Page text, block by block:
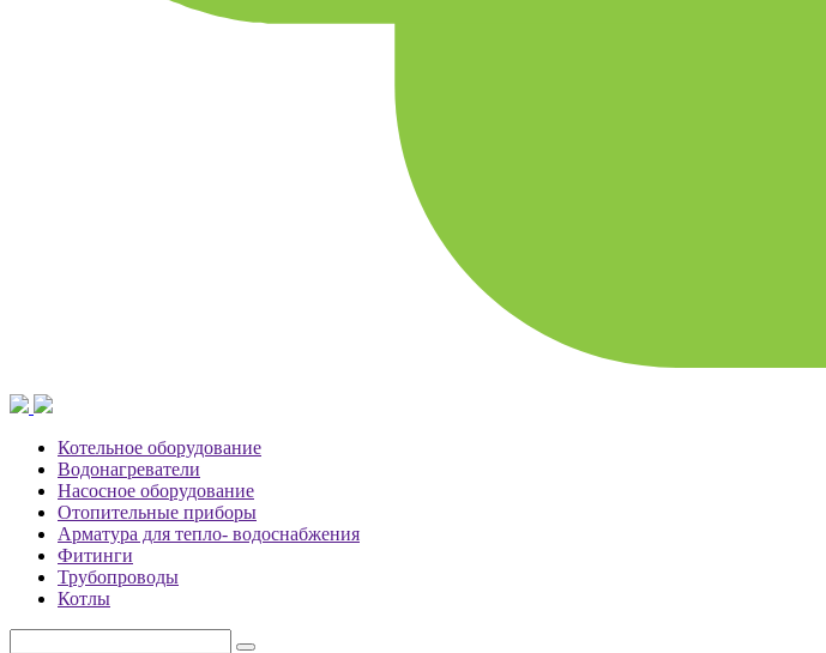
Котельное оборудование
Водонагреватели
Насосное оборудование
Отопительные приборы
Арматура для тепло- водоснабжения
Фитинги
Трубопроводы
Котлы